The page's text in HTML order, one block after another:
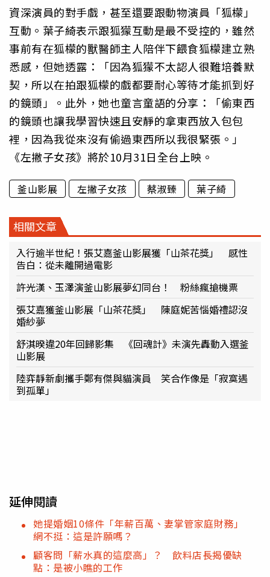
資深演員的對手戲，甚至還要跟動物演員「狐檬」
互動。葉子綺表示跟狐獴互動是最不受控的，雖然
事前有在狐檬的獸醫師主人陪伴下餵食狐檬建立熟
悉感，但她透露：「因為狐獴不太認人很難培養默
契，所以在拍跟狐檬的戲都要耐心等待才能抓到好
的鏡頭」。此外，她也童言童語的分享：「偷東西
的鏡頭也讓我學習快速且安靜的拿東西放入包包
裡，因為我從來沒有偷過東西所以我很緊張。」
《左撇子女孩》將於10月31日全台上映。
釜山影展 左撇子女孩 蔡淑臻 葉子綺
相關文章
入行逾半世紀！張艾嘉釜山影展獲「山茶花獎」 感性
告白：從未離開過電影
許光漢、玉澤演釜山影展夢幻同台！ 粉絲瘋搶機票
張艾嘉獲釜山影展「山茶花獎」 陳庭妮苦惱婚禮認沒
婚紗夢
舒淇暌違20年回歸影集 《回魂計》未演先轟動入選釜
山影展
陸弈靜新劇攜手鄭有傑與貓演員 笑合作像是「寂寞遇
到孤單」
延伸閱讀
她提婚姻10條件「年薪百萬、妻掌管家庭財務」
網不挺：這是許願嗎？
顧客問「薪水真的這麼高」？ 飲料店長揭優缺
點：是被小瞧的工作